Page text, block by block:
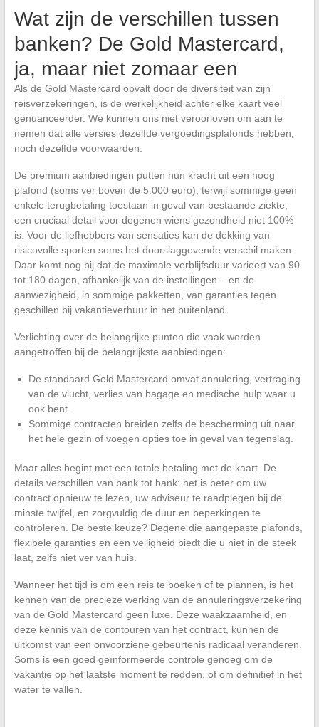
Wat zijn de verschillen tussen
banken? De Gold Mastercard,
ja, maar niet zomaar een
Als de Gold Mastercard opvalt door de diversiteit van zijn
reisverzekeringen, is de werkelijkheid achter elke kaart veel
genuanceerder. We kunnen ons niet veroorloven om aan te
nemen dat alle versies dezelfde vergoedingsplafonds hebben,
noch dezelfde voorwaarden.
De premium aanbiedingen putten hun kracht uit een hoog
plafond (soms ver boven de 5.000 euro), terwijl sommige geen
enkele terugbetaling toestaan in geval van bestaande ziekte,
een cruciaal detail voor degenen wiens gezondheid niet 100%
is. Voor de liefhebbers van sensaties kan de dekking van
risicovolle sporten soms het doorslaggevende verschil maken.
Daar komt nog bij dat de maximale verblijfsduur varieert van 90
tot 180 dagen, afhankelijk van de instellingen – en de
aanwezigheid, in sommige pakketten, van garanties tegen
geschillen bij vakantieverhuur in het buitenland.
Verlichting over de belangrijke punten die vaak worden
aangetroffen bij de belangrijkste aanbiedingen:
De standaard Gold Mastercard omvat annulering, vertraging
van de vlucht, verlies van bagage en medische hulp waar u
ook bent.
Sommige contracten breiden zelfs de bescherming uit naar
het hele gezin of voegen opties toe in geval van tegenslag.
Maar alles begint met een totale betaling met de kaart. De
details verschillen van bank tot bank: het is beter om uw
contract opnieuw te lezen, uw adviseur te raadplegen bij de
minste twijfel, en zorgvuldig de duur en beperkingen te
controleren. De beste keuze? Degene die aangepaste plafonds,
flexibele garanties en een veiligheid biedt die u niet in de steek
laat, zelfs niet ver van huis.
Wanneer het tijd is om een reis te boeken of te plannen, is het
kennen van de precieze werking van de annuleringsverzekering
van de Gold Mastercard geen luxe. Deze waakzaamheid, en
deze kennis van de contouren van het contract, kunnen de
uitkomst van een onvoorziene gebeurtenis radicaal veranderen.
Soms is een goed geïnformeerde controle genoeg om de
vakantie op het laatste moment te redden, of om definitief in het
water te vallen.